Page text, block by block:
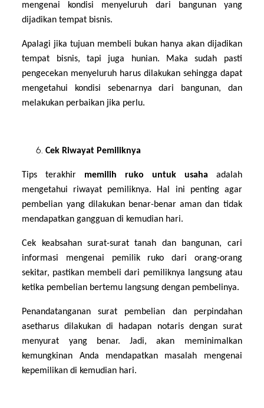
mengenai kondisi menyeluruh dari bangunan yang
dijadikan tempat bisnis.
Apalagi jika tujuan membeli bukan hanya akan dijadikan
tempat bisnis, tapi juga hunian. Maka sudah pasti
pengecekan menyeluruh harus dilakukan sehingga dapat
mengetahui kondisi sebenarnya dari bangunan, dan
melakukan perbaikan jika perlu.
Cek Riwayat Pemiliknya
Tips terakhir memilih ruko untuk usaha adalah
mengetahui riwayat pemiliknya. Hal ini penting agar
pembelian yang dilakukan benar-benar aman dan tidak
mendapatkan gangguan di kemudian hari.
Cek keabsahan surat-surat tanah dan bangunan, cari
informasi mengenai pemilik ruko dari orang-orang
sekitar, pastikan membeli dari pemiliknya langsung atau
ketika pembelian bertemu langsung dengan pembelinya.
Penandatanganan surat pembelian dan perpindahan
asetharus dilakukan di hadapan notaris dengan surat
menyurat yang benar. Jadi, akan meminimalkan
kemungkinan Anda mendapatkan masalah mengenai
kepemilikan di kemudian hari.